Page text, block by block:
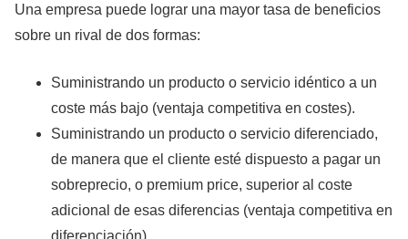
Una empresa puede lograr una mayor tasa de beneficios
sobre un rival de dos formas:
Suministrando un producto o servicio idéntico a un
coste más bajo (ventaja competitiva en costes).
Suministrando un producto o servicio diferenciado,
de manera que el cliente esté dispuesto a pagar un
sobreprecio, o premium price, superior al coste
adicional de esas diferencias (ventaja competitiva en
diferenciación).